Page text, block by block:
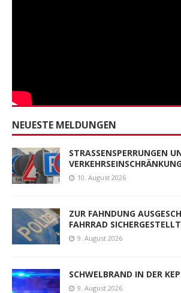
NEUESTE MELDUNGEN
STRASSENSPERRUNGEN
10. August 2026
ZUR FAHNDUNG
FAHRRAD SICHERGESTELLT
9. August 2026
SCHWELBRAND IN DER
9. August 2026